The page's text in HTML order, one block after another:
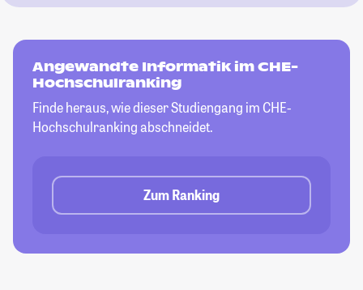
Angewandte Informatik im CHE-
Hochschulranking
Finde heraus, wie dieser Studiengang im CHE-
Hochschulranking abschneidet.
Zum Ranking